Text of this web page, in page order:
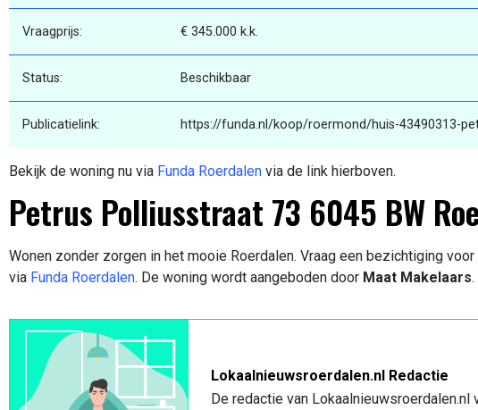
Vraagprijs: € 345.000 k.k.
Status: Beschikbaar
Publicatielink: https://funda.nl/koop/roermond/huis-43490313-
Bekijk de woning nu via Funda Roerdalen via de link hierboven.
Petrus Polliusstraat 73 6045 BW
Wonen zonder zorgen in het mooie Roerdalen. Vraag een bezichtiging voor
via Funda Roerdalen. De woning wordt aangeboden door Maat Makelaars.
Lokaalnieuwsroerdalen.nl Redactie
De redactie van